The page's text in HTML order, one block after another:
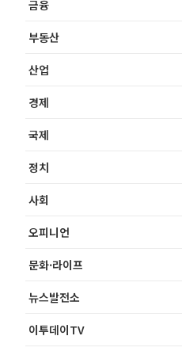
금융
부동산
산업
경제
국제
정치
사회
오피니언
문화·라이프
뉴스발전소
이투데이TV